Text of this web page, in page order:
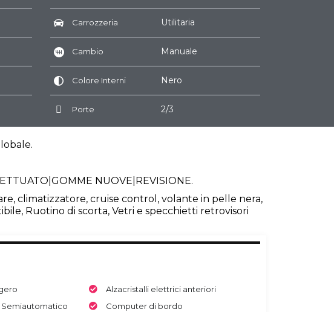
Carrozzeria Utilitaria
Cambio Manuale
Colore Interni Nero
Porte 2/3
NUOVE|REVISIONE.
climatizzatore, cruise control, volante in pelle nera,
Ruotino di scorta, Vetri e specchietti retrovisori
Alzacristalli elettrici anteriori
Computer di bordo